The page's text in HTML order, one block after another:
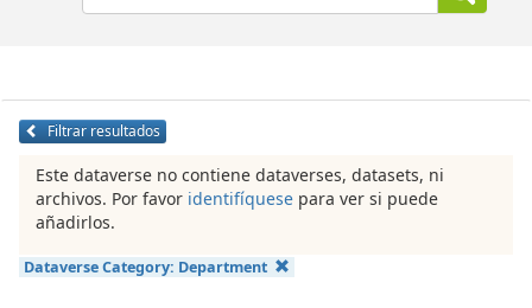
Filtrar resultados
Este dataverse no contiene dataverses, datasets, ni
archivos. Por favor identifíquese para ver si puede
añadirlos.
Dataverse Category: Department